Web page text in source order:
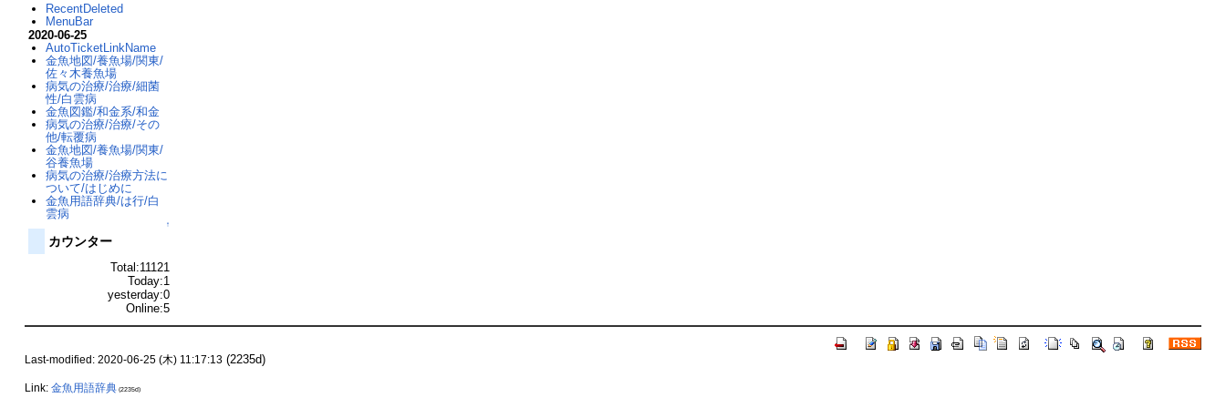
RecentDeleted
MenuBar
2020-06-25
AutoTicketLinkName
金魚地図/養魚場/関東/
佐々木養魚場
病気の治療/治療/細菌
性/白雲病
金魚図鑑/和金系/和金
病気の治療/治療/その
他/転覆病
金魚地図/養魚場/関東/
谷養魚場
病気の治療/治療方法に
ついて/はじめに
金魚用語辞典/は行/白
雲病
↑
カウンター
Total:11121
Today:1
yesterday:0
Online:5
Last-modified: 2020-06-25 (木) 11:17:13(2235d)
Link: 金魚用語辞典(2235d)